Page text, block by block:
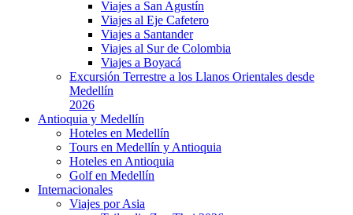
Viajes a San Agustín
Viajes al Eje Cafetero
Viajes a Santander
Viajes al Sur de Colombia
Viajes a Boyacá
Excursión Terrestre a los Llanos Orientales desde
Medellín
2026
Antioquia y Medellín
Hoteles en Medellín
Tours en Medellín y Antioquia
Hoteles en Antioquia
Golf en Medellín
Internacionales
Viajes por Asia